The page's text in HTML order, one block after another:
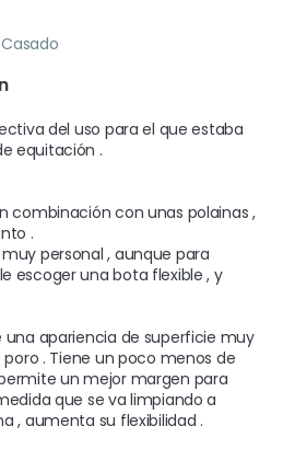
del uso para el que estaba
equitación .
combinación con unas polainas ,
.
personal , aunque para
escoger una bota flexible , y
una apariencia de superficie muy
. Tiene un poco menos de
un mejor margen para
que se va limpiando a
, aumenta su flexibilidad .